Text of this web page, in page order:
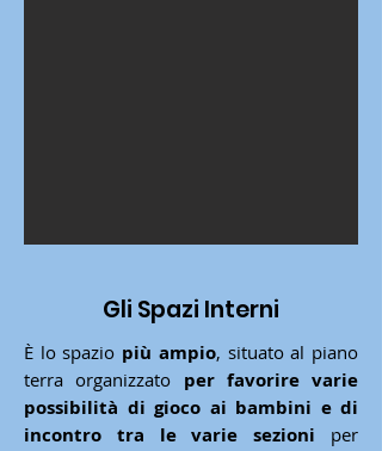
Gli Spazi Interni
È lo spazio più ampio, situato al piano
terra organizzato per favorire varie
possibilità di gioco ai bambini e di
incontro tra le varie sezioni per